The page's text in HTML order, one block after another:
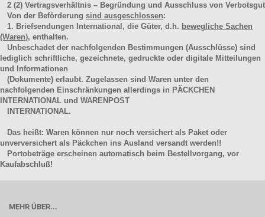
2 (2) Vertragsverhältnis – Begründung und Ausschluss von Verbotsgut
Von der Beförderung sind ausgeschlossen:
1. Briefsendungen International, die Güter, d.h. bewegliche Sachen
(Waren), enthalten.
Unbeschadet der nachfolgenden Bestimmungen (Ausschlüsse) sind
lediglich schriftliche, gezeichnete, gedruckte oder digitale Mitteilungen
und Informationen
(Dokumente) erlaubt. Zugelassen sind Waren unter den
nachfolgenden Einschränkungen allerdings in PÄCKCHEN
INTERNATIONAL und WARENPOST
INTERNATIONAL.
Das heißt: Waren können nur noch versichert als Paket oder
unverversichert als Päckchen ins Ausland versandt werden!!
Portobeträge erscheinen automatisch beim Bestellvorgang, vor
Kaufabschluß!
MEHR ÜBER...